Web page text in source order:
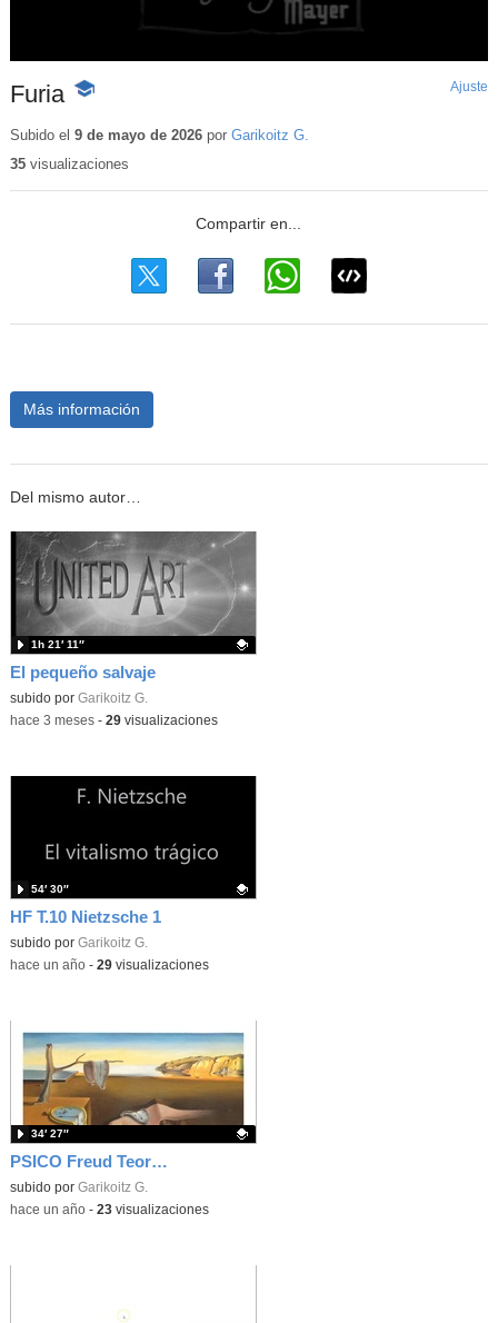
Furia -
educativo
Ajuste
Subido el 9 de mayo de 2026por Garikoitz G.
35visualizaciones
Más información
Del mismo autor…
El pequeño salvaje
Contenido educativo.
subido por Garikoitz G.
1h 21′ 11″
-hace 3 meses- 29visualizaciones
HF T.10 Nietzsche 1
Contenido educativo.
subido por Garikoitz G.
54′ 30″
-hace un año- 29visualizaciones
PSICO Freud Teoría 3
Contenido educativo.
subido por Garikoitz G.
34′ 27″
-hace un año- 23visualizaciones